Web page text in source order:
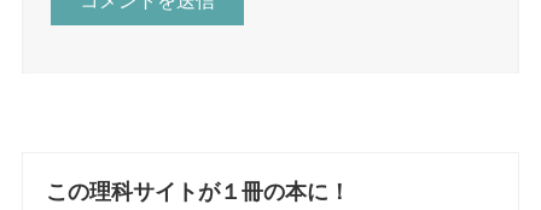
この理科サイトが１冊の本に！